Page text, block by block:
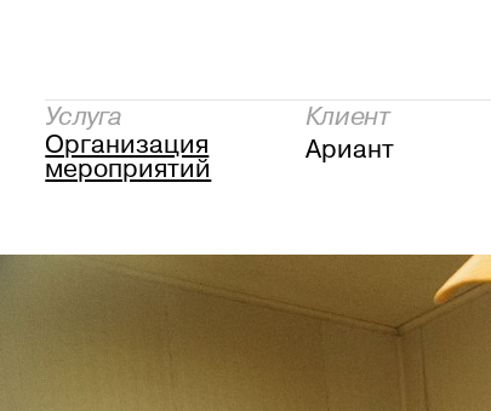
Услуга
Организация
мероприятий
Клиент
Ариант